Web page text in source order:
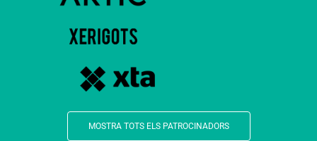
MOSTRA TOTS ELS PATROCINADORS